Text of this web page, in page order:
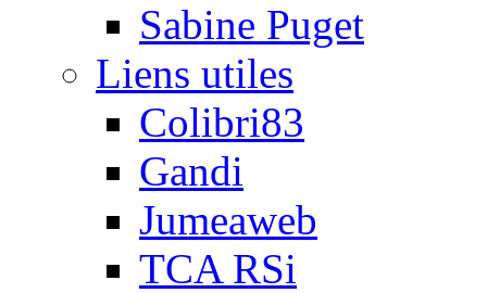
Sabine Puget
Liens utiles
Colibri83
Gandi
Jumeaweb
TCA RSi